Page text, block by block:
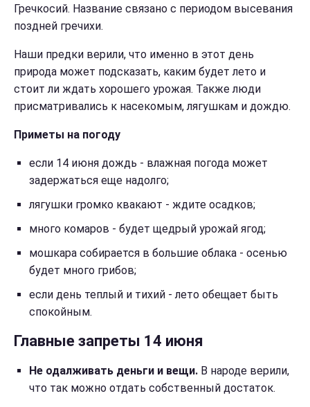
Гречкосий. Название связано с периодом высевания
поздней гречихи.
Наши предки верили, что именно в этот день
природа может подсказать, каким будет лето и
стоит ли ждать хорошего урожая. Также люди
присматривались к насекомым, лягушкам и дождю.
Приметы на погоду
если 14 июня дождь - влажная погода может
задержаться еще надолго;
лягушки громко квакают - ждите осадков;
много комаров - будет щедрый урожай ягод;
мошкара собирается в большие облака - осенью
будет много грибов;
если день теплый и тихий - лето обещает быть
спокойным.
Главные запреты 14 июня
Не одалживать деньги и вещи. В народе верили,
что так можно отдать собственный достаток.